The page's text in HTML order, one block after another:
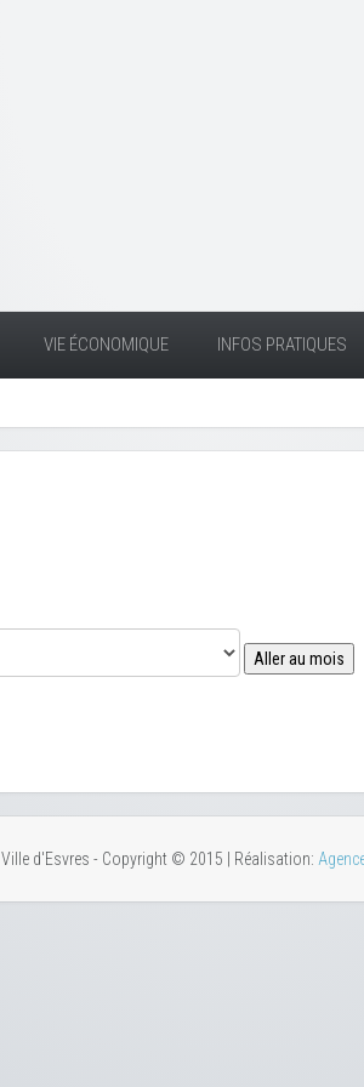
VIE ÉCONOMIQUE INFOS PRATIQUES
Aller au mois
Ville d'Esvres - Copyright © 2015 | Réalisation: